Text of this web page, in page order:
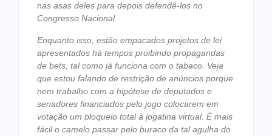
nas asas deles para depois defendê-los no
Congresso Nacional.
Enquanto isso, estão empacados projetos de lei
apresentados há tempos proibindo propagandas
de bets, tal como já funciona com o tabaco. Veja
que estou falando de restrição de anúncios porque
nem trabalho com a hipótese de deputados e
senadores financiados pelo jogo colocarem em
votação um bloqueio total à jogatina virtual. É mais
fácil o camelo passar pelo buraco da tal agulha do